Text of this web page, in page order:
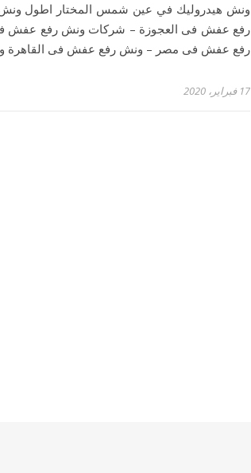
ونش هيدروليك في عين شمس المختار اطول
رفع عفش فى العجوزة – شركات ونش رفع عفش
رفع عفش فى مصر – ونش رفع عفش فى القاهرة
17 فبراير، 2020